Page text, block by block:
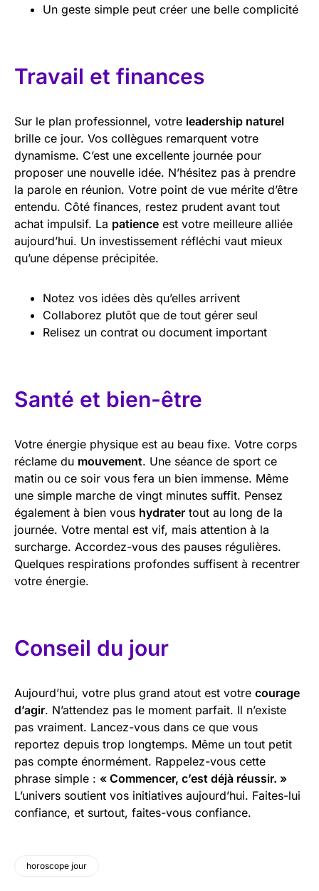
Un geste simple peut créer une belle complicité
Travail et finances
Sur le plan professionnel, votre leadership naturel
brille ce jour. Vos collègues remarquent votre
dynamisme. C’est une excellente journée pour
proposer une nouvelle idée. N’hésitez pas à prendre
la parole en réunion. Votre point de vue mérite d’être
entendu. Côté finances, restez prudent avant tout
achat impulsif. La patience est votre meilleure alliée
aujourd’hui. Un investissement réfléchi vaut mieux
qu’une dépense précipitée.
Notez vos idées dès qu’elles arrivent
Collaborez plutôt que de tout gérer seul
Relisez un contrat ou document important
Santé et bien-être
Votre énergie physique est au beau fixe. Votre corps
réclame du mouvement. Une séance de sport ce
matin ou ce soir vous fera un bien immense. Même
une simple marche de vingt minutes suffit. Pensez
également à bien vous hydrater tout au long de la
journée. Votre mental est vif, mais attention à la
surcharge. Accordez-vous des pauses régulières.
Quelques respirations profondes suffisent à recentrer
votre énergie.
Conseil du jour
Aujourd’hui, votre plus grand atout est votre courage
d’agir. N’attendez pas le moment parfait. Il n’existe
pas vraiment. Lancez-vous dans ce que vous
reportez depuis trop longtemps. Même un tout petit
pas compte énormément. Rappelez-vous cette
phrase simple : « Commencer, c’est déjà réussir. »
L’univers soutient vos initiatives aujourd’hui. Faites-lui
confiance, et surtout, faites-vous confiance.
horoscope jour